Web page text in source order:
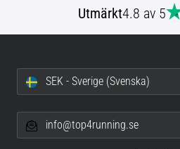
Utmärkt4.8 av 5
SEK - Sverige (Svenska)
info@top4running.se